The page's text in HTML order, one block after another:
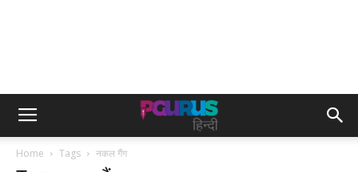
Home Tags नकल गैंग